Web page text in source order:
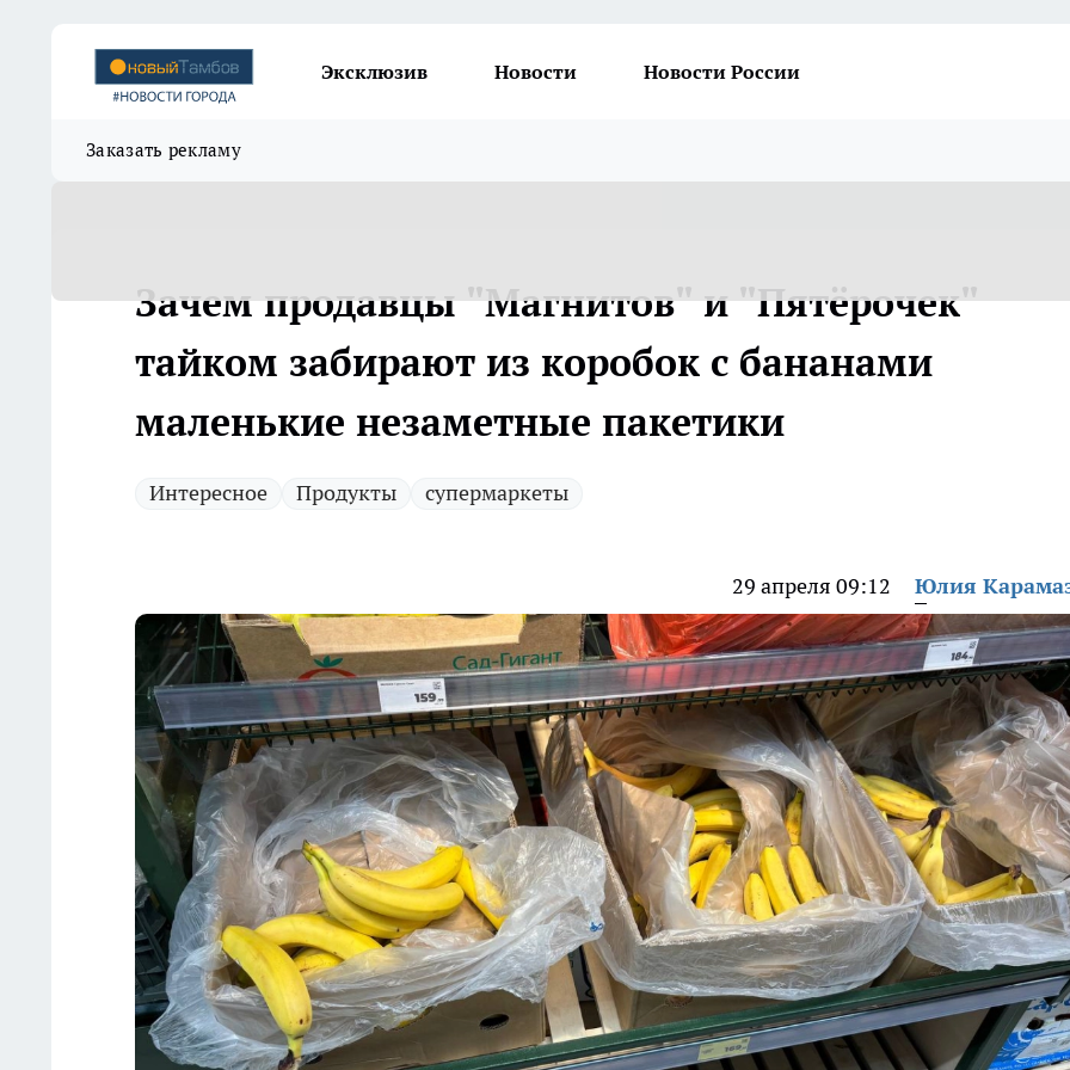
Эксклюзив Новости Новости России
Заказать рекламу
Зачем продавцы "Магнитов" и "Пятёрочек"
тайком забирают из коробок с бананами
маленькие незаметные пакетики
Интересное Продукты супермаркеты
29 апреля 09:12 Юлия